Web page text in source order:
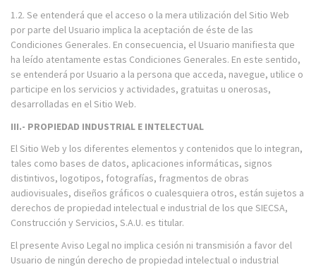
1.2. Se entenderá que el acceso o la mera utilización del Sitio Web
por parte del Usuario implica la aceptación de éste de las
Condiciones Generales. En consecuencia, el Usuario manifiesta que
ha leído atentamente estas Condiciones Generales. En este sentido,
se entenderá por Usuario a la persona que acceda, navegue, utilice o
participe en los servicios y actividades, gratuitas u onerosas,
desarrolladas en el Sitio Web.
III.- PROPIEDAD INDUSTRIAL E INTELECTUAL
El Sitio Web y los diferentes elementos y contenidos que lo integran,
tales como bases de datos, aplicaciones informáticas, signos
distintivos, logotipos, fotografías, fragmentos de obras
audiovisuales, diseños gráficos o cualesquiera otros, están sujetos a
derechos de propiedad intelectual e industrial de los que SIECSA,
Construcción y Servicios, S.A.U. es titular.
El presente Aviso Legal no implica cesión ni transmisión a favor del
Usuario de ningún derecho de propiedad intelectual o industrial